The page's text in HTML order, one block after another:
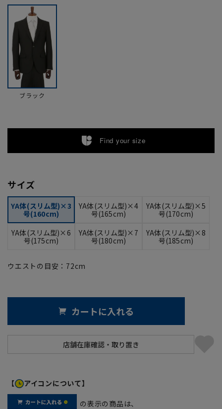
ブラック
Find your size
サイズ
YA体(スリム型)×3
号(160cm)
YA体(スリム型)×4
号(165cm)
YA体(スリム型)×5
号(170cm)
YA体(スリム型)×6
号(175cm)
YA体(スリム型)×7
号(180cm)
YA体(スリム型)×8
号(185cm)
ウエストの目安： 72cm
カートに入れる
【 アイコンについて】
の表示の商品は、